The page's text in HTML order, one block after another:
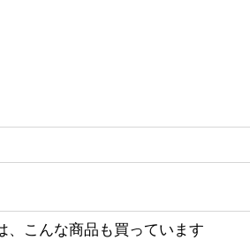
、こんな商品も買っています